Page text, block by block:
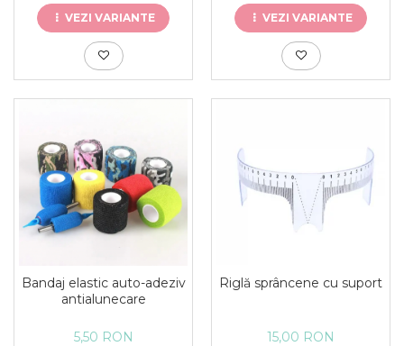
VEZI VARIANTE VEZI VARIANTE
Bandaj elastic auto-adeziv
antialunecare
5,50 RON
Riglă sprâncene cu suport
15,00 RON